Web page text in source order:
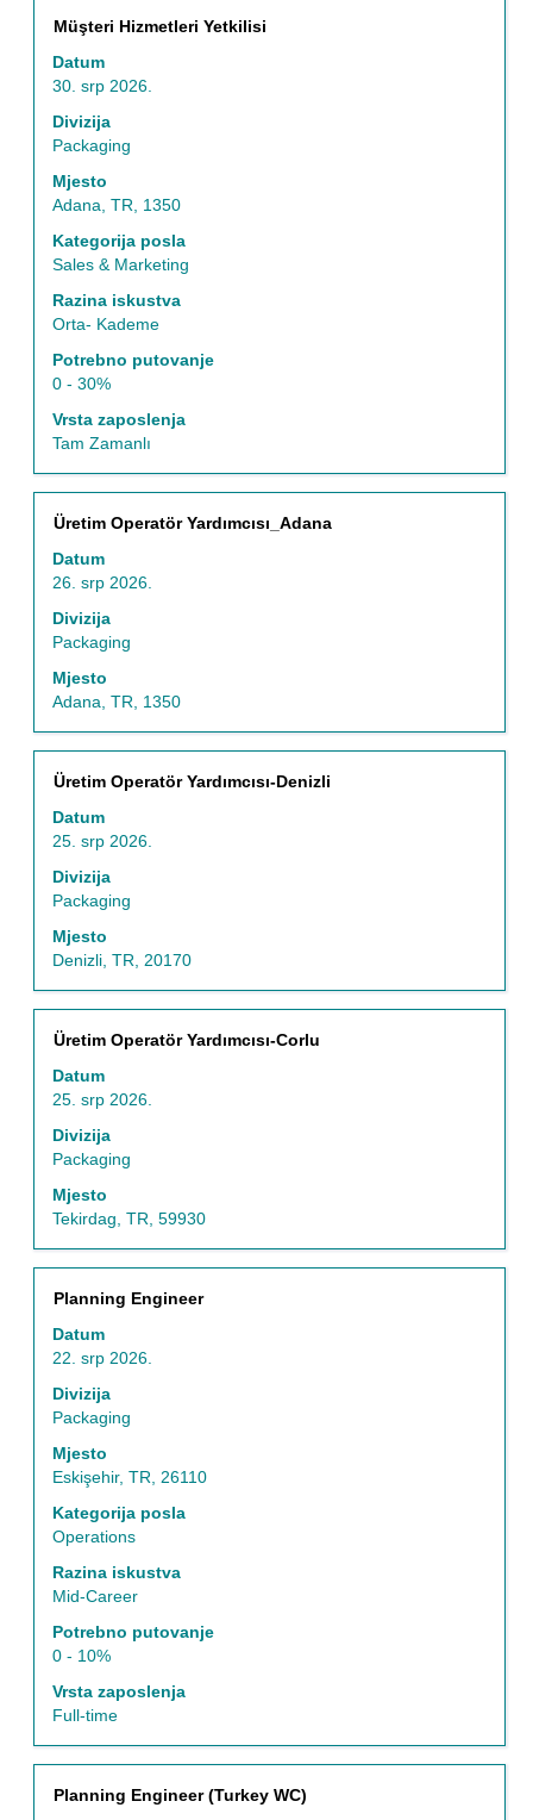
Naziv
Müşteri Hizmetleri Yetkilisi
Datum
30. srp 2026.
Divizija
Packaging
Mjesto
Adana, TR, 1350
Kategorija posla
Sales & Marketing
Razina iskustva
Orta- Kademe
Potrebno putovanje
0 - 30%
Vrsta zaposlenja
Tam Zamanlı
Odaberite
kako
biste
prikazali
čitav
informacija
o
poslu.
Naziv
Üretim Operatör Yardımcısı_Adana
Datum
26. srp 2026.
Divizija
Packaging
Mjesto
Adana, TR, 1350
Odaberite
kako
biste
prikazali
čitav
informacija
o
poslu.
Naziv
Üretim Operatör Yardımcısı-Denizli
Datum
25. srp 2026.
Divizija
Packaging
Mjesto
Denizli, TR, 20170
Odaberite
kako
biste
prikazali
čitav
informacija
o
poslu.
Naziv
Üretim Operatör Yardımcısı-Corlu
Datum
25. srp 2026.
Divizija
Packaging
Mjesto
Tekirdag, TR, 59930
Odaberite
kako
biste
prikazali
čitav
informacija
o
poslu.
Naziv
Planning Engineer
Datum
22. srp 2026.
Divizija
Packaging
Mjesto
Eskişehir, TR, 26110
Kategorija posla
Operations
Razina iskustva
Mid-Career
Potrebno putovanje
0 - 10%
Vrsta zaposlenja
Full-time
Odaberite
kako
biste
prikazali
čitav
informacija
o
poslu.
Naziv
Planning Engineer (Turkey WC)
Odaberite